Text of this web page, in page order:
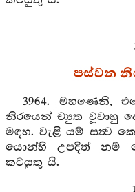
පස්වන
3964. මහණෙනි,
නිරයෙන් ච්‍යුත වූවාහු
මඳහ. වැළි යම් සත්‍ව
යොන්හි උපදිත් නම්
කටයුතු යි.